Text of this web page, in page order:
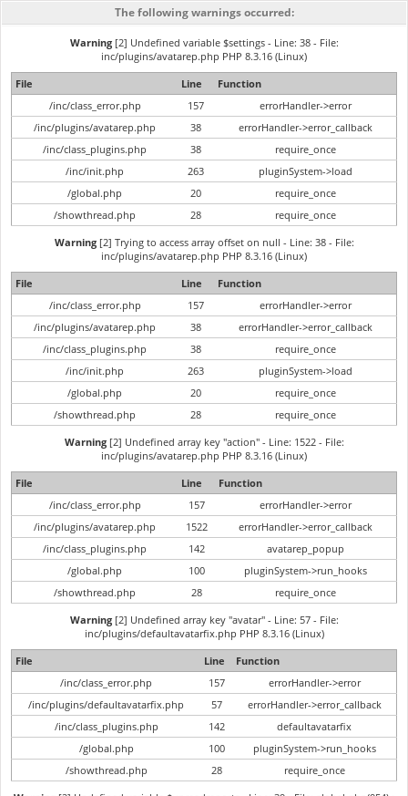
The following warnings occurred:
Warning[2] Undefined variable $settings - Line: 38 - File:
inc/plugins/avatarep.php PHP 8.3.16 (Linux)
File
Line
Function
/inc/class_error.php
157
errorHandler->error
/inc/plugins/avatarep.php
38
errorHandler->error_callback
/inc/class_plugins.php
38
require_once
/inc/init.php
263
pluginSystem->load
/global.php
20
require_once
/showthread.php
28
require_once
Warning[2] Trying to access array offset on null - Line: 38 - File:
inc/plugins/avatarep.php PHP 8.3.16 (Linux)
File
Line
Function
/inc/class_error.php
157
errorHandler->error
/inc/plugins/avatarep.php
38
errorHandler->error_callback
/inc/class_plugins.php
38
require_once
/inc/init.php
263
pluginSystem->load
/global.php
20
require_once
/showthread.php
28
require_once
Warning[2] Undefined array key "action" - Line: 1522 - File:
inc/plugins/avatarep.php PHP 8.3.16 (Linux)
File
Line
Function
/inc/class_error.php
157
errorHandler->error
/inc/plugins/avatarep.php
1522
errorHandler->error_callback
/inc/class_plugins.php
142
avatarep_popup
/global.php
100
pluginSystem->run_hooks
/showthread.php
28
require_once
Warning[2] Undefined array key "avatar" - Line: 57 - File:
inc/plugins/defaultavatarfix.php PHP 8.3.16 (Linux)
File
Line
Function
/inc/class_error.php
157
errorHandler->error
/inc/plugins/defaultavatarfix.php
57
errorHandler->error_callback
/inc/class_plugins.php
142
defaultavatarfix
/global.php
100
pluginSystem->run_hooks
/showthread.php
28
require_once